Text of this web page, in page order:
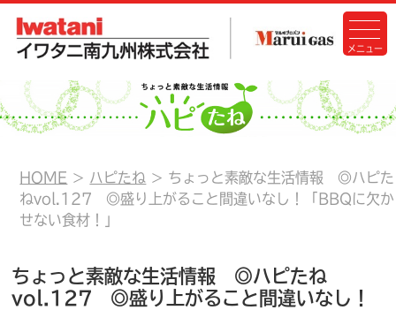
HOME ハピたね
ちょっと素敵な生活情報 ◎ハピた
ねvol.127 ◎盛り上がること間違いなし！「BBQに欠か
せない食材！」
ちょっと素敵な生活情報 ◎ハピたね
vol.127 ◎盛り上がること間違いなし！